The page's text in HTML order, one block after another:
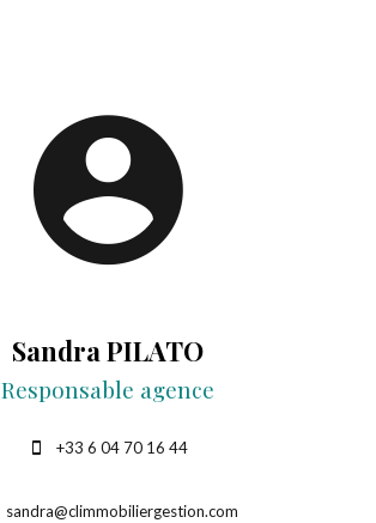
Sandra PILATO
Responsable agence
+33 6 04 70 16 44
sandra@climmobiliergestion.com